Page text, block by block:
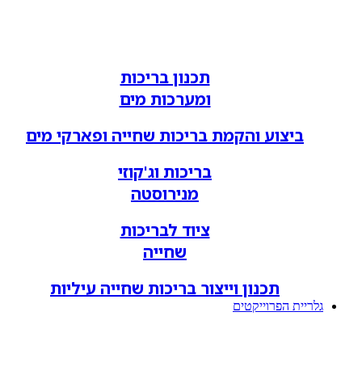
תכנון בריכות
ומערכות מים
ביצוע והקמת בריכות שחייה ופארקי מים
בריכות וג'קוזי
מנירוסטה
ציוד לבריכות
שחייה
תכנון וייצור בריכות שחייה עיליות
גלריית הפרוייקטים